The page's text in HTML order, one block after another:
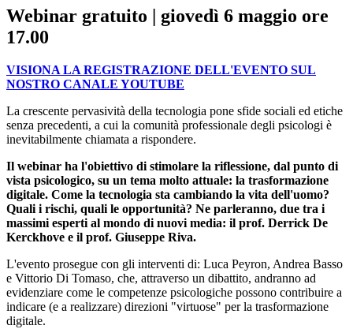
Webinar gratuito | giovedì 6 maggio ore
17.00
VISIONA LA REGISTRAZIONE DELL'EVENTO SUL
NOSTRO CANALE YOUTUBE
La crescente pervasività della tecnologia pone sfide sociali ed etiche
senza precedenti, a cui la comunità professionale degli psicologi è
inevitabilmente chiamata a rispondere.
Il webinar ha l'obiettivo di stimolare la riflessione, dal punto di
vista psicologico, su un tema molto attuale: la trasformazione
digitale. Come la tecnologia sta cambiando la vita dell'uomo?
Quali i rischi, quali le opportunità? Ne parleranno, due tra i
massimi esperti al mondo di nuovi media: il prof. Derrick De
Kerckhove e il prof. Giuseppe Riva.
L'evento prosegue con gli interventi di: Luca Peyron, Andrea Basso
e Vittorio Di Tomaso, che, attraverso un dibattito, andranno ad
evidenziare come le competenze psicologiche possono contribuire a
indicare (e a realizzare) direzioni "virtuose" per la trasformazione
digitale.